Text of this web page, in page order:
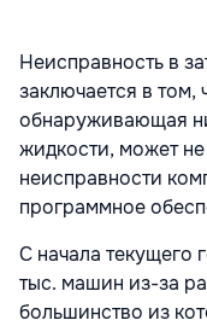
Неисправность в
заключается в том,
обнаруживающая
жидкости, может не
неисправности
программное
С начала текущего
тыс. машин из-за
большинство из